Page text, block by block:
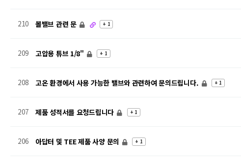
210 볼밸브 관련 문 + 1
209 고압용 튜브 1/8" + 1
208 고온 환경에서 사용 가능한 밸브와 관련하여 문의드립니다. + 1
207 제품 성적서를 요청드립니다 + 1
206 아답터 및 TEE 제품 사양 문의 + 1